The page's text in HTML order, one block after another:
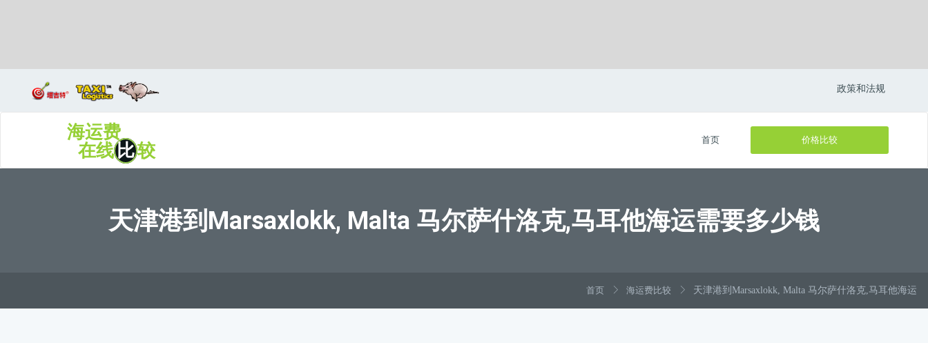
政策和法规
海运费
在线比较
价格比较
首页
天津港到Marsaxlokk, Malta 马尔萨什洛克,马耳他海运需要多少钱
首页 海运费比较 天津港到Marsaxlokk, Malta 马尔萨什洛克,马耳他海运